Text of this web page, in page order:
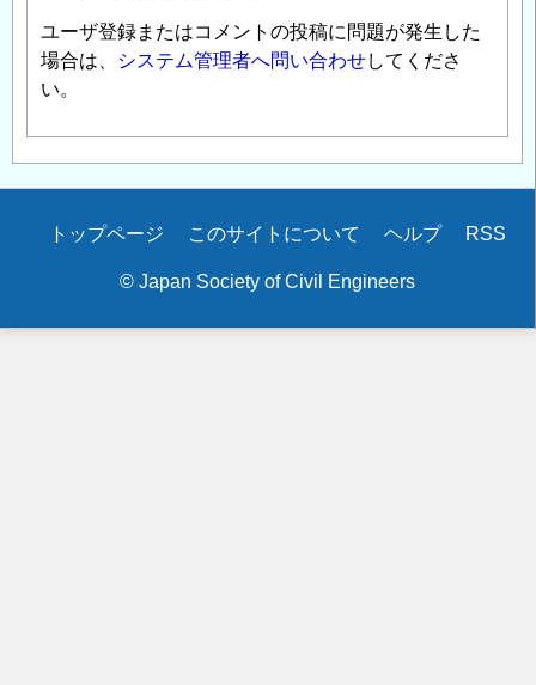
ユーザ登録またはコメントの投稿に問題が発生した
場合は、
システム管理者へ問い合わせしてくださ
い。
Secondary
トップページ このサイトについて ヘルプ RSS
© Japan Society of Civil Engineers